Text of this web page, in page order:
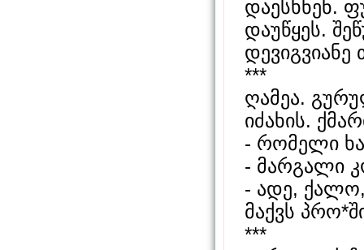
დაესხნენ.
დაუწყეს.
დევიგვიანე
***
ღამეა.
იძახის.
- რომელი
- მარგალი
- ადე, ქალო,
მაქვს
***